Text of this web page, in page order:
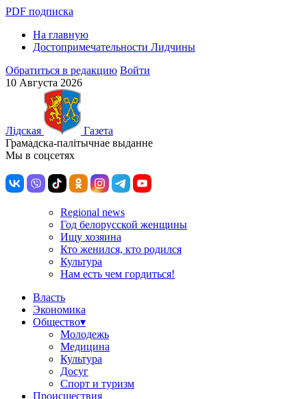
PDF подписка
На главную
Достопримечательности Лидчины
Обратиться в редакцию Войти
10 Августа 2026
Лiдская
Газета
Грамадска-палiтычнае выданне
Мы в соцсетях
Regional news
Год белорусской женщины
Ищу хозяина
Кто женился, кто родился
Культура
Нам есть чем гордиться!
Власть
Экономика
Общество▾
Молодежь
Медицина
Культура
Досуг
Спорт и туризм
Происшествия